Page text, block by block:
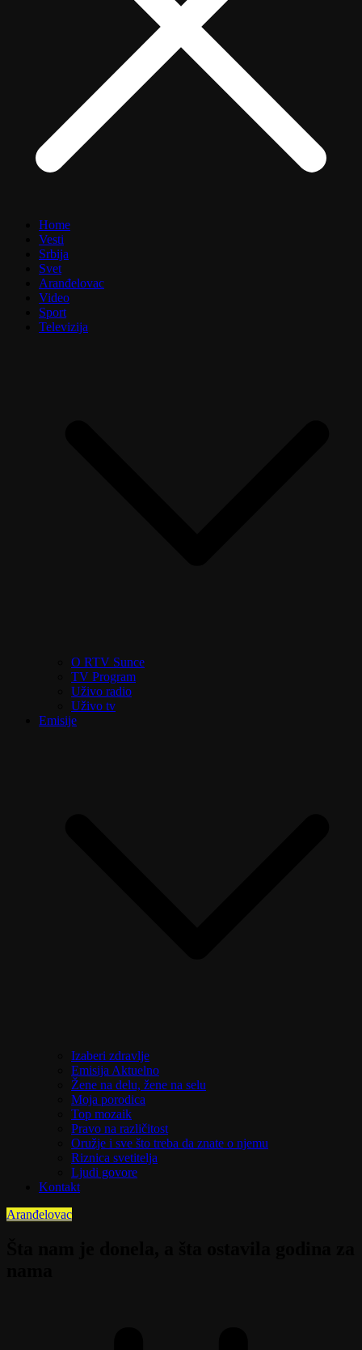
Home
Vesti
Srbija
Svet
Aranđelovac
Video
Sport
Televizija
O RTV Sunce
TV Program
Uživo radio
Uživo tv
Emisije
Izaberi zdravlje
Emisija Aktuelno
Žene na delu, žene na selu
Moja porodica
Top mozaik
Pravo na različitost
Oružje i sve što treba da znate o njemu
Riznica svetitelja
Ljudi govore
Kontakt
Aranđelovac